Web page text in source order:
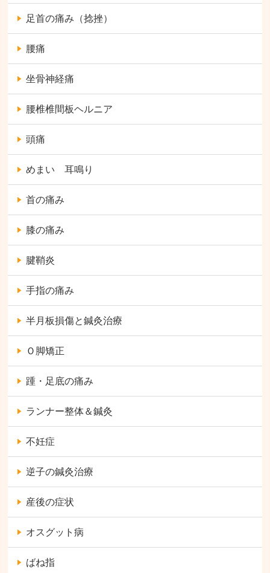
足首の痛み（捻挫）
腰痛
坐骨神経痛
腰椎椎間板ヘルニア
頭痛
めまい 耳鳴り
首の痛み
膝の痛み
腱鞘炎
手指の痛み
半月板損傷と鍼灸治療
Ｏ脚矯正
踵・足底の痛み
ランナー整体＆鍼灸
不妊症
逆子の鍼灸治療
産後の症状
オスグット病
ばね指